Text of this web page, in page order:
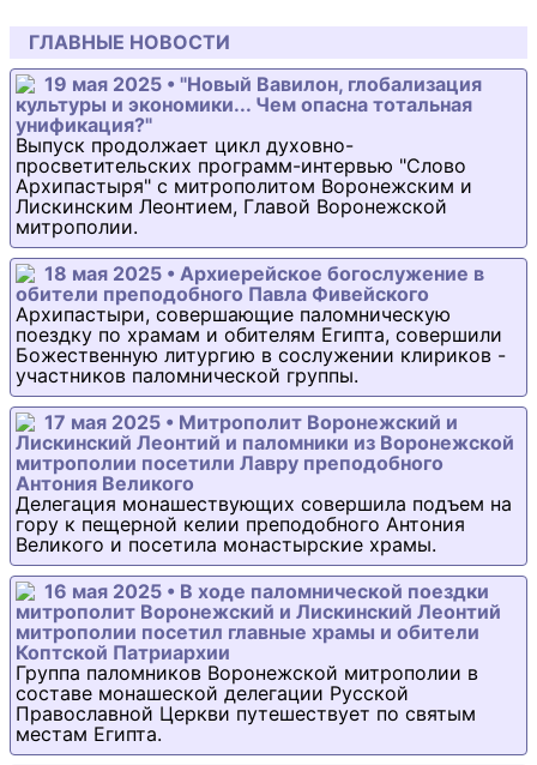
ГЛАВНЫЕ НОВОСТИ
19 мая 2025 • "Новый Вавилон, глобализация
культуры и экономики... Чем опасна тотальная
унификация?"
Выпуск продолжает цикл духовно-
просветительских программ-интервью "Слово
Архипастыря" с митрополитом Воронежским и
Лискинским Леонтием, Главой Воронежской
митрополии.
18 мая 2025 • Архиерейское богослужение в
обители преподобного Павла Фивейского
Архипастыри, совершающие паломническую
поездку по храмам и обителям Египта, совершили
Божественную литургию в сослужении клириков -
участников паломнической группы.
17 мая 2025 • Митрополит Воронежский и
Лискинский Леонтий и паломники из Воронежской
митрополии посетили Лавру преподобного
Антония Великого
Делегация монашествующих совершила подъем на
гору к пещерной келии преподобного Антония
Великого и посетила монастырские храмы.
16 мая 2025 • В ходе паломнической поездки
митрополит Воронежский и Лискинский Леонтий
митрополии посетил главные храмы и обители
Коптской Патриархии
Группа паломников Воронежской митрополии в
составе монашеской делегации Русской
Православной Церкви путешествует по святым
местам Египта.